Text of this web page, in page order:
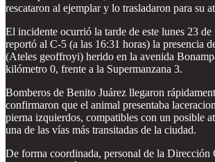
rescataron al ejemplar y lo trasladaron para su
El incidente ocurrió la tarde de este lunes 23 de
reportó al C-5 (a las 16:31 horas) la presencia
(Ateles geoffroyi) herido en la avenida
kilómetro 0, frente a la Supermanzana 3.
Bomberos de Benito Juárez llegaron
confirmaron que el animal presentaba
pierna izquierdos, compatibles con un posible
una de las vías más transitadas de la ciudad.
De forma coordinada, personal de la Dirección